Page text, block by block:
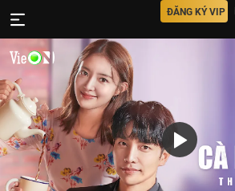
ĐĂNG KÝ VIP